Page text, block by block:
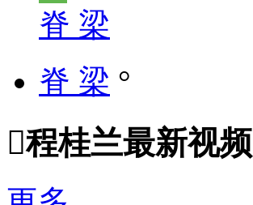
脊 梁
脊 梁 °
程桂兰最新视频